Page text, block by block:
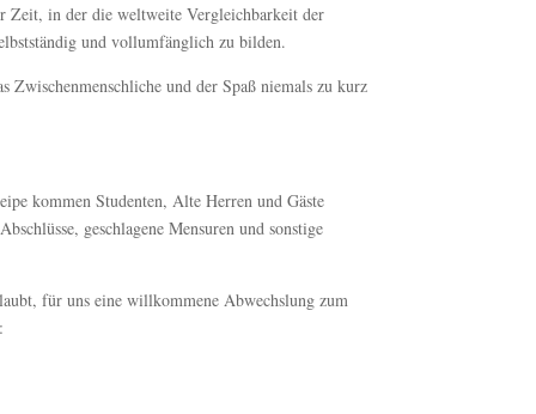
Zeit, in der die weltweite Vergleichbarkeit der
und vollumfänglich zu bilden.
Zwischenmenschliche und der Spaß niemals zu kurz
kommen Studenten, Alte Herren und Gäste
geschlagene Mensuren und sonstige
für uns eine willkommene Abwechslung zum